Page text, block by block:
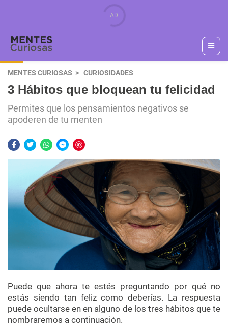
MENTES CURIOSAS CURIOSIDADES
3 Hábitos que bloquean tu felicidad
Permites que los pensamientos negativos se
apoderen de tu menten
Puede que ahora te estés preguntando por qué no
estás siendo tan feliz como deberías. La respuesta
puede ocultarse en en alguno de los tres hábitos que te
nombraremos a continuación.